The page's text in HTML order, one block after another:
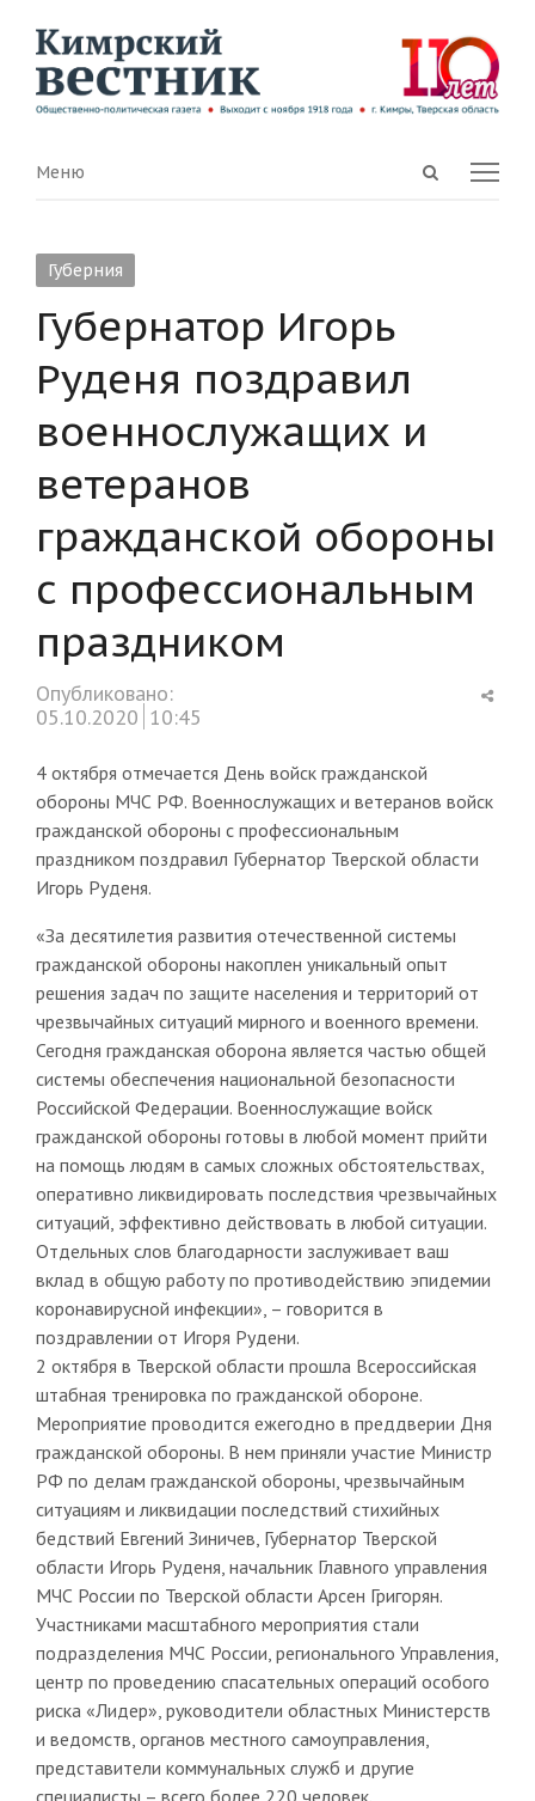
Open
Menu
Меню
Губерния
Губернатор Игорь
Руденя поздравил
военнослужащих и
ветеранов
гражданской обороны
с профессиональным
праздником
Опубликовано:
05.10.2020 10:45
4 октября отмечается День войск гражданской
обороны МЧС РФ. Военнослужащих и ветеранов войск
гражданской обороны с профессиональным
праздником поздравил Губернатор Тверской области
Игорь Руденя.
«За десятилетия развития отечественной системы
гражданской обороны накоплен уникальный опыт
решения задач по защите населения и территорий от
чрезвычайных ситуаций мирного и военного времени.
Сегодня гражданская оборона является частью общей
системы обеспечения национальной безопасности
Российской Федерации. Военнослужащие войск
гражданской обороны готовы в любой момент прийти
на помощь людям в самых сложных обстоятельствах,
оперативно ликвидировать последствия чрезвычайных
ситуаций, эффективно действовать в любой ситуации.
Отдельных слов благодарности заслуживает ваш
вклад в общую работу по противодействию эпидемии
коронавирусной инфекции», – говорится в
поздравлении от Игоря Рудени.
2 октября в Тверской области прошла Всероссийская
штабная тренировка по гражданской обороне.
Мероприятие проводится ежегодно в преддверии Дня
гражданской обороны. В нем приняли участие Министр
РФ по делам гражданской обороны, чрезвычайным
ситуациям и ликвидации последствий стихийных
бедствий Евгений Зиничев, Губернатор Тверской
области Игорь Руденя, начальник Главного управления
МЧС России по Тверской области Арсен Григорян.
Участниками масштабного мероприятия стали
подразделения МЧС России, регионального Управления,
центр по проведению спасательных операций особого
риска «Лидер», руководители областных Министерств
и ведомств, органов местного самоуправления,
представители коммунальных служб и другие
специалисты – всего более 220 человек.